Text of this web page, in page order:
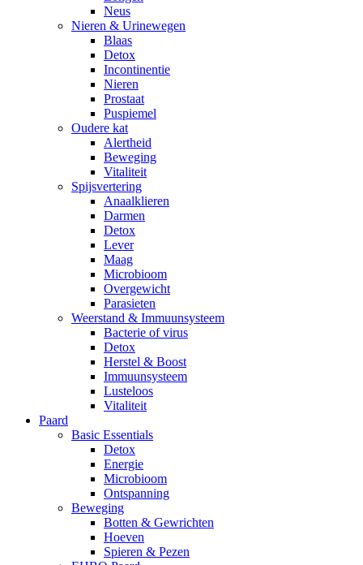
Neus
Nieren & Urinewegen
Blaas
Detox
Incontinentie
Nieren
Prostaat
Puspiemel
Oudere kat
Alertheid
Beweging
Vitaliteit
Spijsvertering
Anaalklieren
Darmen
Detox
Lever
Maag
Microbioom
Overgewicht
Parasieten
Weerstand & Immuunsysteem
Bacterie of virus
Detox
Herstel & Boost
Immuunsysteem
Lusteloos
Vitaliteit
Paard
Basic Essentials
Detox
Energie
Microbioom
Ontspanning
Beweging
Botten & Gewrichten
Hoeven
Spieren & Pezen